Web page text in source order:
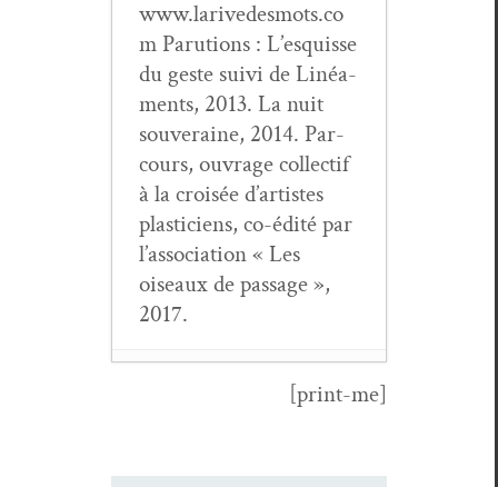
www.larivedesmots.co
m Paru­tions : L’esquisse
du geste suivi de Linéa­
ments, 2013. La nuit
sou­veraine, 2014. Par­
cours, ouvrage col­lec­tif
à la croisée d’artistes
plas­ti­ciens, co-édité par
l’as­so­ci­a­tion « Les
oiseaux de pas­sage »,
2017.
Chronique[print-me]